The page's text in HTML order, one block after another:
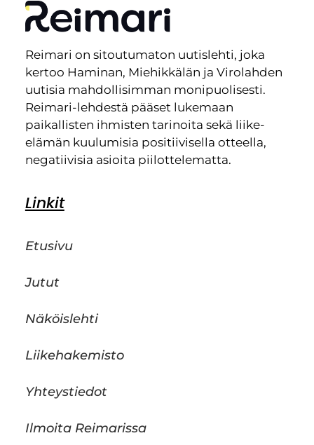
Reimari on sitoutumaton uutislehti, joka
kertoo Haminan, Miehikkälän ja Virolahden
uutisia mahdollisimman monipuolisesti.
Reimari-lehdestä pääset lukemaan
paikallisten ihmisten tarinoita sekä liike-
elämän kuulumisia positiivisella otteella,
negatiivisia asioita piilottelematta.
Linkit
Etusivu
Jutut
Näköislehti
Liikehakemisto
Yhteystiedot
Ilmoita Reimarissa